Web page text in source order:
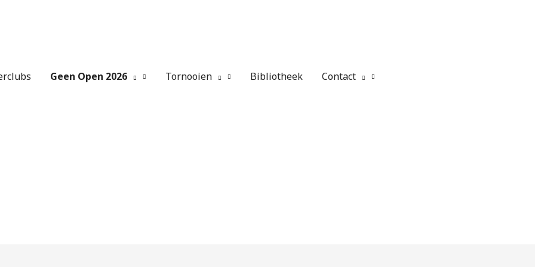
Geen Open 2026 Tornooien Bibliotheek Contact